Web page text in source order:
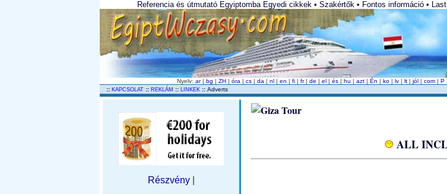
Referencia és útmutató Egyiptomba Egyedi cikkek • Szakértők • Fontos információ •
Nyelv: ar | bg | ZH | óra | cs | da | nl | en | fi | fr | de | el | és | hu | azt | Én | ko | lv | lt | jól | com | P
:: KAPCSOLAT :: REKLÁM :: LINKEK :: Adverts
Részvény
ALL